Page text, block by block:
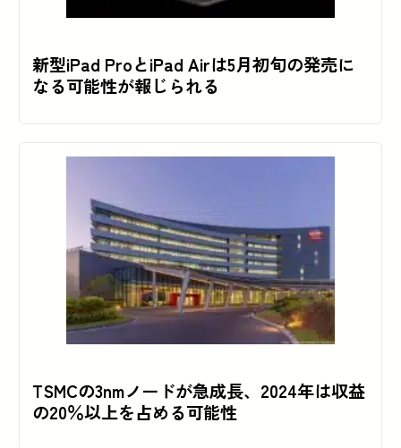
新型iPad ProとiPad Airは5月初旬の発売に
なる可能性が報じられる
TSMCの3nmノードが急成長、2024年は収益
の20％以上を占める可能性